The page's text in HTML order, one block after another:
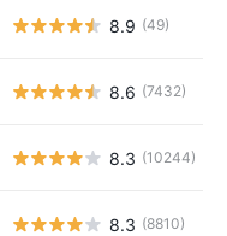
8.9 (49)
8.6 (7432)
8.3 (10244)
8.3 (8810)